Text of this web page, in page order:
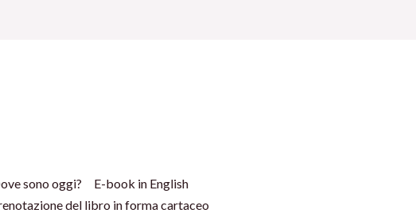
sono oggi?
E-book in English
del libro in forma cartaceo